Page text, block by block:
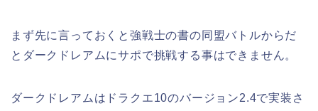
まず先に言っておくと強戦士の書の同盟バトルからだ
とダークドレアムにサポで挑戦する事はできません。
ダークドレアムはドラクエ10のバージョン2.4で実装さ